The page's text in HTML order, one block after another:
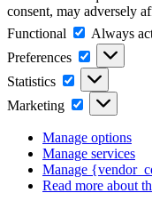
consent, may adversely
Functional
Functional
Always
Preferences
Preferences
Statistics Statistics
Marketing Marketing
Manage options
Manage services
Manage
Read more about